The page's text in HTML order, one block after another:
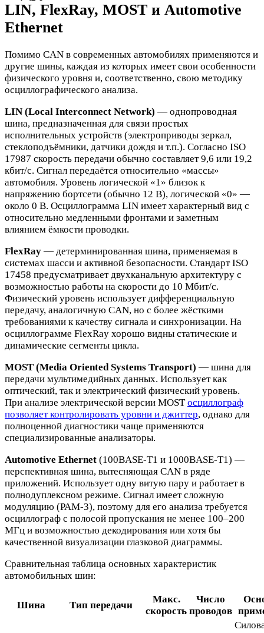
LIN, FlexRay, MOST и Automotive
Ethernet
Помимо CAN в современных автомобилях применяются и
другие шины, каждая из которых имеет свои особенности
физического уровня и, соответственно, свою методику
осциллографического анализа.
LIN (Local Interconnect Network) — однопроводная
шина, предназначенная для связи простых
исполнительных устройств (электроприводы зеркал,
стеклоподъёмники, датчики дождя и т.п.). Согласно ISO
17987 скорость передачи обычно составляет 9,6 или 19,2
кбит/с. Сигнал передаётся относительно «массы»
автомобиля. Уровень логической «1» близок к
напряжению бортсети (обычно 12 В), логической «0» —
около 0 В. Осциллограмма LIN имеет характерный вид с
относительно медленными фронтами и заметным
влиянием ёмкости проводки.
FlexRay — детерминированная шина, применяемая в
системах шасси и активной безопасности. Стандарт ISO
17458 предусматривает двухканальную архитектуру с
возможностью работы на скорости до 10 Мбит/с.
Физический уровень использует дифференциальную
передачу, аналогичную CAN, но с более жёсткими
требованиями к качеству сигнала и синхронизации. На
осциллограмме FlexRay хорошо видны статические и
динамические сегменты цикла.
MOST (Media Oriented Systems Transport) — шина для
передачи мультимедийных данных. Использует как
оптический, так и электрический физический уровень.
При анализе электрической версии MOSTосциллограф
позволяет контролировать уровни и джиттер, однако для
полноценной диагностики чаще применяются
специализированные анализаторы.
Automotive Ethernet (100BASE-T1 и 1000BASE-T1) —
перспективная шина, вытесняющая CAN в ряде
приложений. Использует одну витую пару и работает в
полнодуплексном режиме. Сигнал имеет сложную
модуляцию (PAM-3), поэтому для его анализа требуется
осциллограф с полосой пропускания не менее 100–200
МГц и возможностью декодирования или хотя бы
качественной визуализации глазковой диаграммы.
Сравнительная таблица основных характеристик
автомобильных шин:
Шина Тип передачи
Макс.
скорость
Число
проводов